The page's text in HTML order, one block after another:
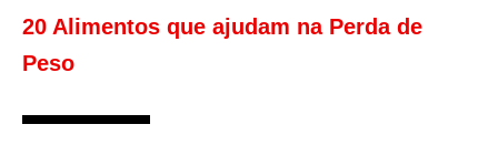
20 Alimentos que ajudam na Perda de
Peso